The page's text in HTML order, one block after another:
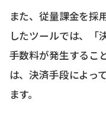
また、従量課金を採
したツールでは、「
手数料が発生するこ
は、決済手段によっ
ます。